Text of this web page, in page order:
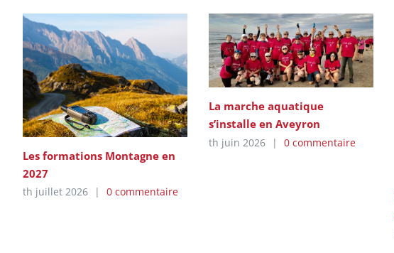
Les formations Montagne en
2027
th juillet 2026 | 0 commentaire
La marche aquatique
s’installe en Aveyron
th juin 2026 | 0 commentaire